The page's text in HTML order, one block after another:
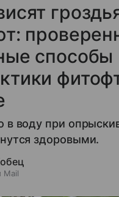
способы
в воду при
здоровыми.
Mail